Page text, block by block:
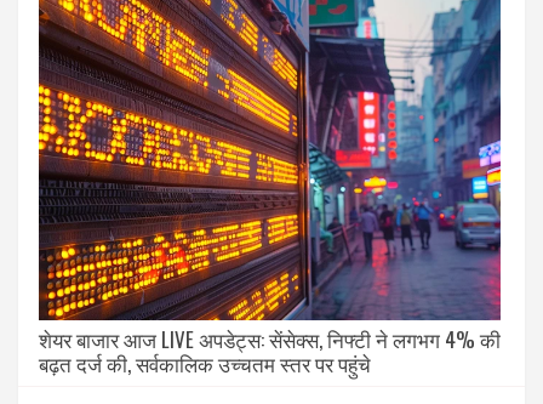
शेयर बाजार आज LIVE अपडेट्स: सेंसेक्स, निफ्टी ने लगभग 4% की
बढ़त दर्ज की, सर्वकालिक उच्चतम स्तर पर पहुंचे